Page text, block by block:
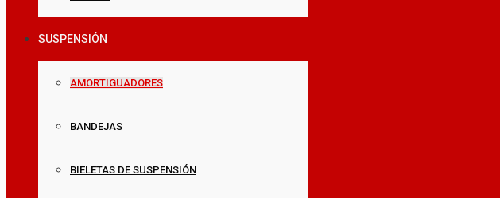
SUSPENSIÓN
AMORTIGUADORES
BANDEJAS
BIELETAS DE SUSPENSIÓN